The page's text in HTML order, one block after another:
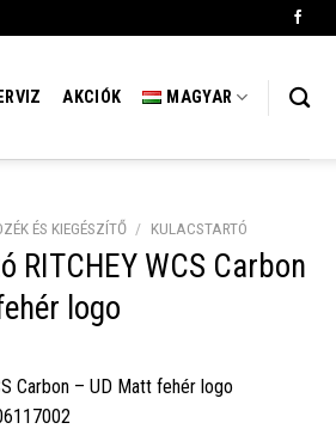
AKCIÓK MAGYAR
ÉS KIEGÉSZÍTŐ / KULACSTARTÓ
RITCHEY WCS Carbon
logo
Carbon – UD Matt fehér logo